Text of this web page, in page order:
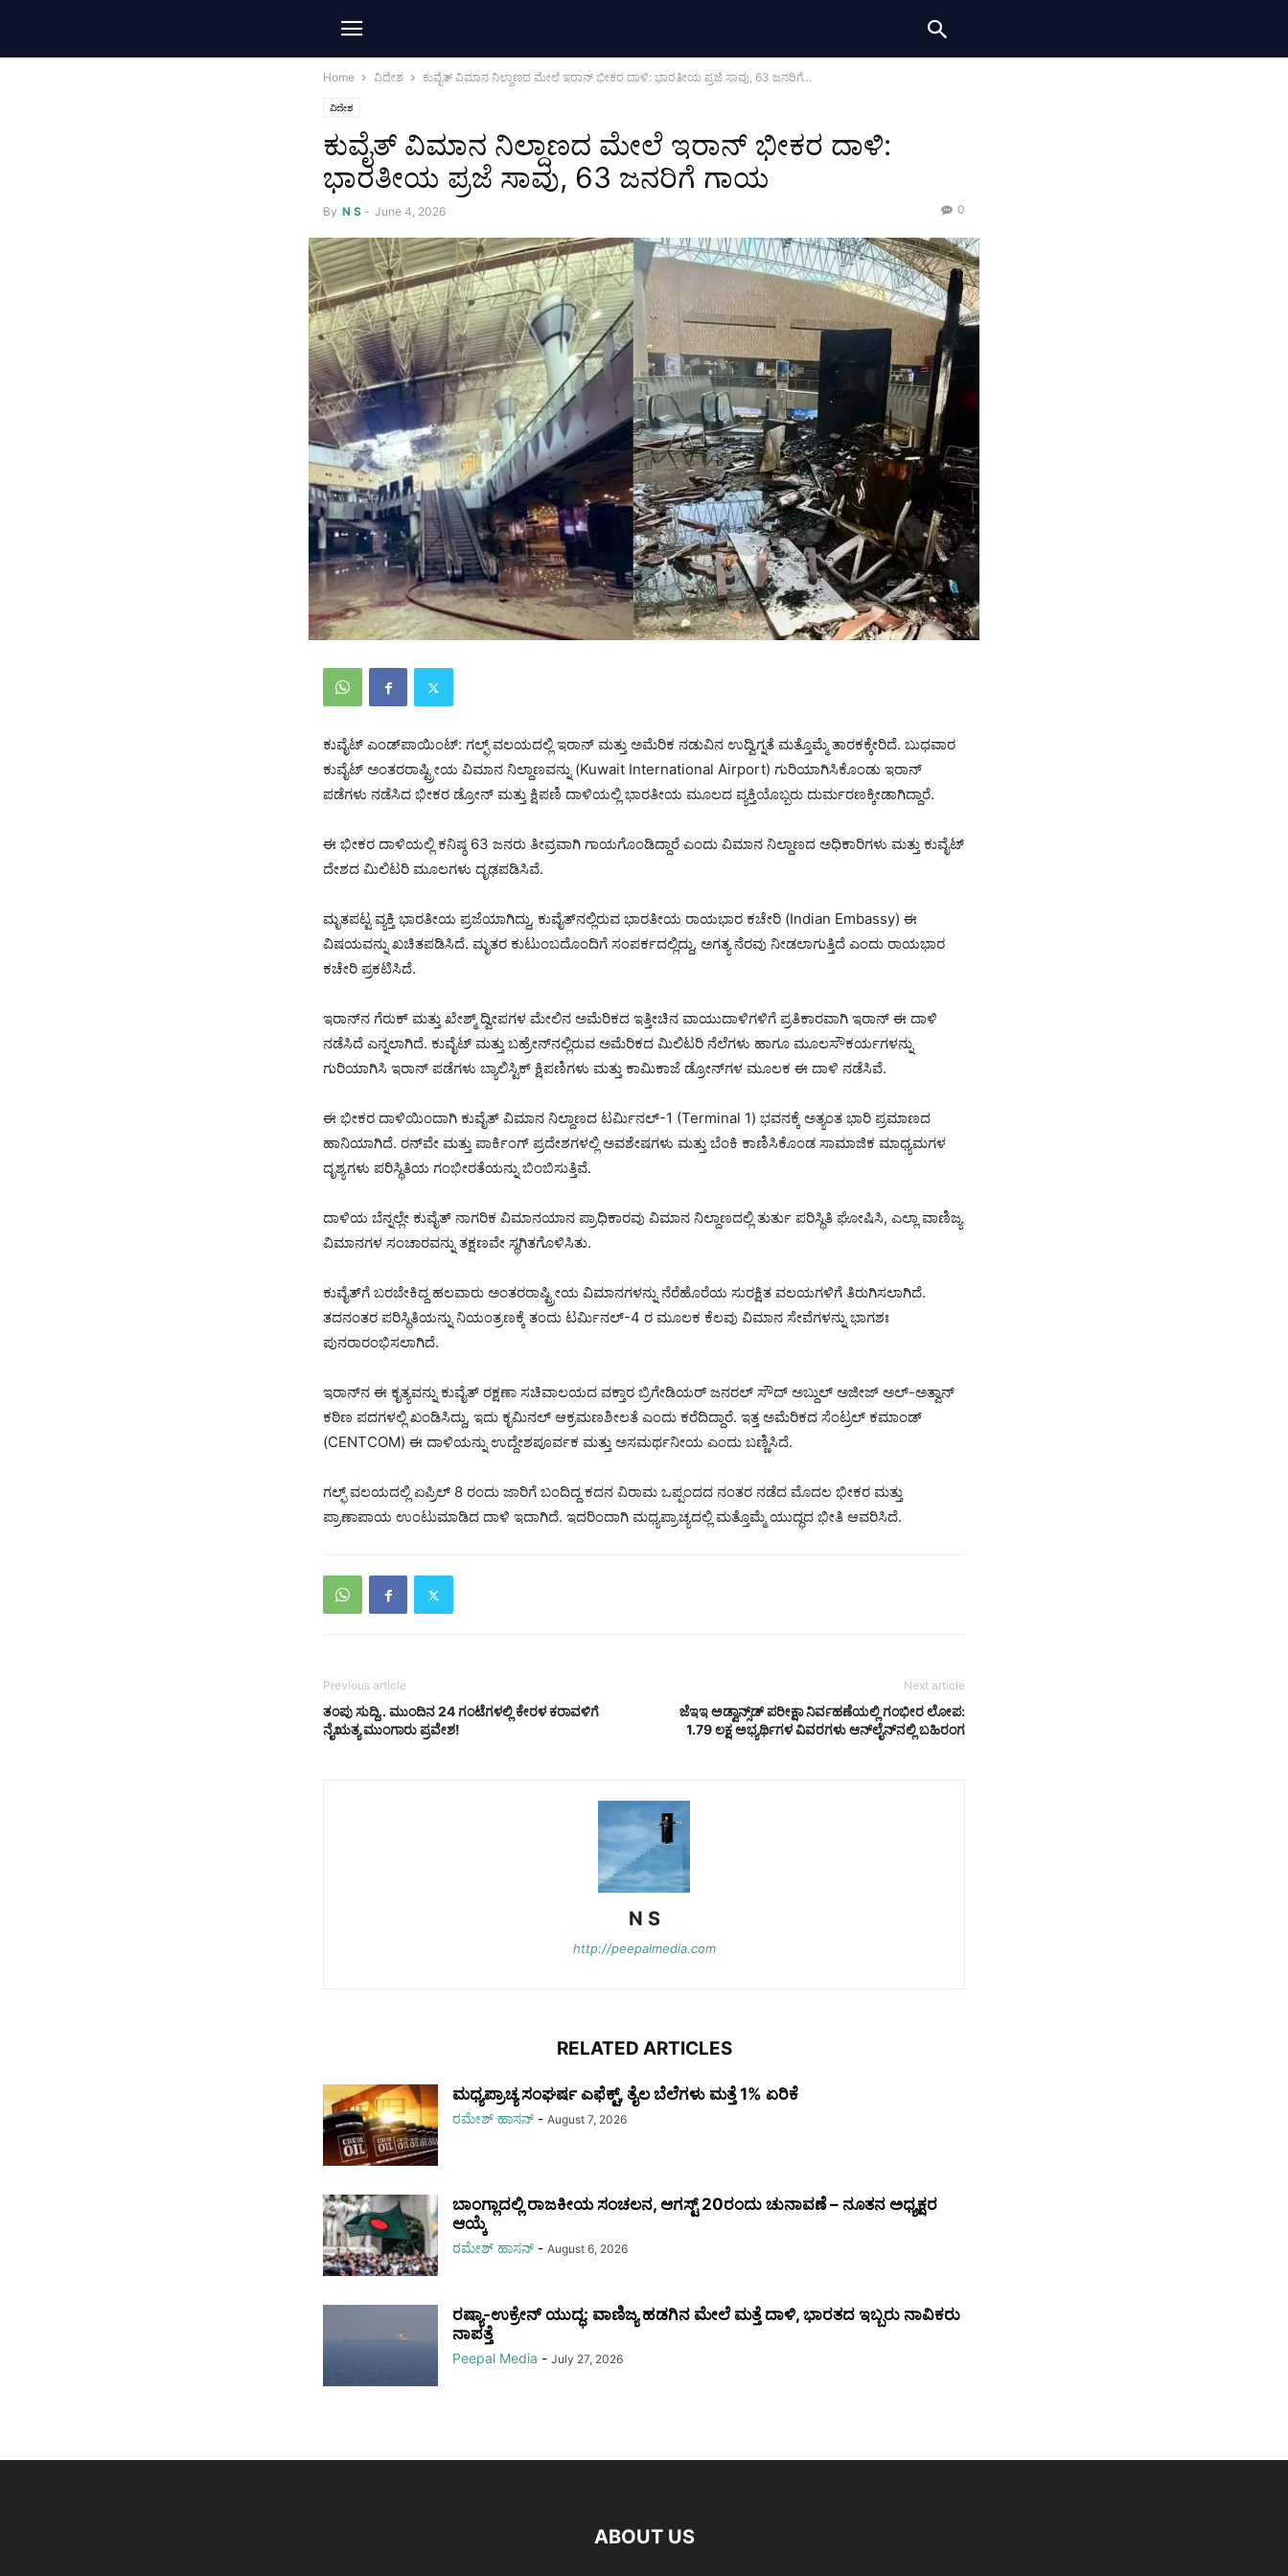
Home ವಿದೇಶ ಕುವೈತ್ ವಿಮಾನ ನಿಲ್ದಾಣದ ಮೇಲೆ ಇರಾನ್ ಭೀಕರ ದಾಳಿ: ಭಾರತೀಯ ಪ್ರಜೆ ಸಾವು, 63 ಜನರಿಗೆ...
ವಿದೇಶ
ಕುವೈತ್ ವಿಮಾನ ನಿಲ್ದಾಣದ ಮೇಲೆ ಇರಾನ್ ಭೀಕರ ದಾಳಿ:
ಭಾರತೀಯ ಪ್ರಜೆ ಸಾವು, 63 ಜನರಿಗೆ ಗಾಯ
By N S - June 4, 2026 0
​ಕುವೈಟ್ ಎಂಡ್‌ಪಾಯಿಂಟ್: ಗಲ್ಫ್ ವಲಯದಲ್ಲಿ ಇರಾನ್ ಮತ್ತು ಅಮೆರಿಕ ನಡುವಿನ ಉದ್ವಿಗ್ನತೆ ಮತ್ತೊಮ್ಮೆ ತಾರಕಕ್ಕೇರಿದೆ. ಬುಧವಾರ
ಕುವೈಟ್ ಅಂತರರಾಷ್ಟ್ರೀಯ ವಿಮಾನ ನಿಲ್ದಾಣವನ್ನು (Kuwait International Airport) ಗುರಿಯಾಗಿಸಿಕೊಂಡು ಇರಾನ್
ಪಡೆಗಳು ನಡೆಸಿದ ಭೀಕರ ಡ್ರೋನ್ ಮತ್ತು ಕ್ಷಿಪಣಿ ದಾಳಿಯಲ್ಲಿ ಭಾರತೀಯ ಮೂಲದ ವ್ಯಕ್ತಿಯೊಬ್ಬರು ದುರ್ಮರಣಕ್ಕೀಡಾಗಿದ್ದಾರೆ.
ಈ ಭೀಕರ ದಾಳಿಯಲ್ಲಿ ಕನಿಷ್ಠ 63 ಜನರು ತೀವ್ರವಾಗಿ ಗಾಯಗೊಂಡಿದ್ದಾರೆ ಎಂದು ವಿಮಾನ ನಿಲ್ದಾಣದ ಅಧಿಕಾರಿಗಳು ಮತ್ತು ಕುವೈಟ್‌
ದೇಶದ ಮಿಲಿಟರಿ ಮೂಲಗಳು ದೃಢಪಡಿಸಿವೆ.
​ಮೃತಪಟ್ಟ ವ್ಯಕ್ತಿ ಭಾರತೀಯ ಪ್ರಜೆಯಾಗಿದ್ದು, ಕುವೈತ್‌ನಲ್ಲಿರುವ ಭಾರತೀಯ ರಾಯಭಾರ ಕಚೇರಿ (Indian Embassy) ಈ
ವಿಷಯವನ್ನು ಖಚಿತಪಡಿಸಿದೆ. ಮೃತರ ಕುಟುಂಬದೊಂದಿಗೆ ಸಂಪರ್ಕದಲ್ಲಿದ್ದು, ಅಗತ್ಯ ನೆರವು ನೀಡಲಾಗುತ್ತಿದೆ ಎಂದು ರಾಯಭಾರ
ಕಚೇರಿ ಪ್ರಕಟಿಸಿದೆ.
​ಇರಾನ್‌ನ ಗೆರುಕ್ ಮತ್ತು ಖೇಶ್ಮ್ ದ್ವೀಪಗಳ ಮೇಲಿನ ಅಮೆರಿಕದ ಇತ್ತೀಚಿನ ವಾಯುದಾಳಿಗಳಿಗೆ ಪ್ರತಿಕಾರವಾಗಿ ಇರಾನ್ ಈ ದಾಳಿ
ನಡೆಸಿದೆ ಎನ್ನಲಾಗಿದೆ. ಕುವೈಟ್ ಮತ್ತು ಬಹ್ರೇನ್‌ನಲ್ಲಿರುವ ಅಮೆರಿಕದ ಮಿಲಿಟರಿ ನೆಲೆಗಳು ಹಾಗೂ ಮೂಲಸೌಕರ್ಯಗಳನ್ನು
ಗುರಿಯಾಗಿಸಿ ಇರಾನ್ ಪಡೆಗಳು ಬ್ಯಾಲಿಸ್ಟಿಕ್ ಕ್ಷಿಪಣಿಗಳು ಮತ್ತು ಕಾಮಿಕಾಜೆ ಡ್ರೋನ್‌ಗಳ ಮೂಲಕ ಈ ದಾಳಿ ನಡೆಸಿವೆ.
​ಈ ಭೀಕರ ದಾಳಿಯಿಂದಾಗಿ ಕುವೈತ್ ವಿಮಾನ ನಿಲ್ದಾಣದ ಟರ್ಮಿನಲ್-1 (Terminal 1) ಭವನಕ್ಕೆ ಅತ್ಯಂತ ಭಾರಿ ಪ್ರಮಾಣದ
ಹಾನಿಯಾಗಿದೆ. ರನ್‌ವೇ ಮತ್ತು ಪಾರ್ಕಿಂಗ್ ಪ್ರದೇಶಗಳಲ್ಲಿ ಅವಶೇಷಗಳು ಮತ್ತು ಬೆಂಕಿ ಕಾಣಿಸಿಕೊಂಡ ಸಾಮಾಜಿಕ ಮಾಧ್ಯಮಗಳ
ದೃಶ್ಯಗಳು ಪರಿಸ್ಥಿತಿಯ ಗಂಭೀರತೆಯನ್ನು ಬಿಂಬಿಸುತ್ತಿವೆ.
ದಾಳಿಯ ಬೆನ್ನಲ್ಲೇ ಕುವೈತ್ ನಾಗರಿಕ ವಿಮಾನಯಾನ ಪ್ರಾಧಿಕಾರವು ವಿಮಾನ ನಿಲ್ದಾಣದಲ್ಲಿ ತುರ್ತು ಪರಿಸ್ಥಿತಿ ಘೋಷಿಸಿ, ಎಲ್ಲಾ ವಾಣಿಜ್ಯ
ವಿಮಾನಗಳ ಸಂಚಾರವನ್ನು ತಕ್ಷಣವೇ ಸ್ಥಗಿತಗೊಳಿಸಿತು.
ಕುವೈತ್‌ಗೆ ಬರಬೇಕಿದ್ದ ಹಲವಾರು ಅಂತರರಾಷ್ಟ್ರೀಯ ವಿಮಾನಗಳನ್ನು ನೆರೆಹೊರೆಯ ಸುರಕ್ಷಿತ ವಲಯಗಳಿಗೆ ತಿರುಗಿಸಲಾಗಿದೆ.
ತದನಂತರ ಪರಿಸ್ಥಿತಿಯನ್ನು ನಿಯಂತ್ರಣಕ್ಕೆ ತಂದು ಟರ್ಮಿನಲ್-4 ರ ಮೂಲಕ ಕೆಲವು ವಿಮಾನ ಸೇವೆಗಳನ್ನು ಭಾಗಶಃ
ಪುನರಾರಂಭಿಸಲಾಗಿದೆ.
​ಇರಾನ್‌ನ ಈ ಕೃತ್ಯವನ್ನು ಕುವೈತ್ ರಕ್ಷಣಾ ಸಚಿವಾಲಯದ ವಕ್ತಾರ ಬ್ರಿಗೇಡಿಯರ್ ಜನರಲ್ ಸೌದ್ ಅಬ್ದುಲ್ ಅಜೀಜ್ ಅಲ್-ಅತ್ವಾನ್
ಕಠಿಣ ಪದಗಳಲ್ಲಿ ಖಂಡಿಸಿದ್ದು, ಇದು ಕೃಮಿನಲ್ ಆಕ್ರಮಣಶೀಲತೆ ಎಂದು ಕರೆದಿದ್ದಾರೆ. ಇತ್ತ ಅಮೆರಿಕದ ಸೆಂಟ್ರಲ್ ಕಮಾಂಡ್
(CENTCOM) ಈ ದಾಳಿಯನ್ನು ಉದ್ದೇಶಪೂರ್ವಕ ಮತ್ತು ಅಸಮರ್ಥನೀಯ ಎಂದು ಬಣ್ಣಿಸಿದೆ.
ಗಲ್ಫ್ ವಲಯದಲ್ಲಿ ಏಪ್ರಿಲ್ 8 ರಂದು ಜಾರಿಗೆ ಬಂದಿದ್ದ ಕದನ ವಿರಾಮ ಒಪ್ಪಂದದ ನಂತರ ನಡೆದ ಮೊದಲ ಭೀಕರ ಮತ್ತು
ಪ್ರಾಣಾಪಾಯ ಉಂಟುಮಾಡಿದ ದಾಳಿ ಇದಾಗಿದೆ. ಇದರಿಂದಾಗಿ ಮಧ್ಯಪ್ರಾಚ್ಯದಲ್ಲಿ ಮತ್ತೊಮ್ಮೆ ಯುದ್ಧದ ಭೀತಿ ಆವರಿಸಿದೆ.
Previous article
​ತಂಪು ಸುದ್ದಿ.. ಮುಂದಿನ 24 ಗಂಟೆಗಳಲ್ಲಿ ಕೇರಳ ಕರಾವಳಿಗೆ
ನೈಋತ್ಯ ಮುಂಗಾರು ಪ್ರವೇಶ!
Next article
ಜೆಇಇ ಅಡ್ವಾನ್ಸ್‌ಡ್ ಪರೀಕ್ಷಾ ನಿರ್ವಹಣೆಯಲ್ಲಿ ಗಂಭೀರ ಲೋಪ:
1.79 ಲಕ್ಷ ಅಭ್ಯರ್ಥಿಗಳ ವಿವರಗಳು ಆನ್‌ಲೈನ್‌ನಲ್ಲಿ ಬಹಿರಂಗ
N S
http://peepalmedia.com
RELATED ARTICLES
ಮಧ್ಯಪ್ರಾಚ್ಯ ಸಂಘರ್ಷ ಎಫೆಕ್ಟ್, ತೈಲ ಬೆಲೆಗಳು ಮತ್ತೆ 1% ಏರಿಕೆ
ರಮೇಶ್‌ ಹಾಸನ್‌ - August 7, 2026
ಬಾಂಗ್ಲಾದಲ್ಲಿ ರಾಜಕೀಯ ಸಂಚಲನ, ಆಗಸ್ಟ್ 20ರಂದು ಚುನಾವಣೆ – ನೂತನ ಅಧ್ಯಕ್ಷರ
ಆಯ್ಕೆ
ರಮೇಶ್‌ ಹಾಸನ್‌ - August 6, 2026
ರಷ್ಯಾ-ಉಕ್ರೇನ್ ಯುದ್ಧ: ವಾಣಿಜ್ಯ ಹಡಗಿನ ಮೇಲೆ ಮತ್ತೆ ದಾಳಿ, ಭಾರತದ ಇಬ್ಬರು ನಾವಿಕರು
ನಾಪತ್ತೆ
Peepal Media - July 27, 2026
ABOUT US